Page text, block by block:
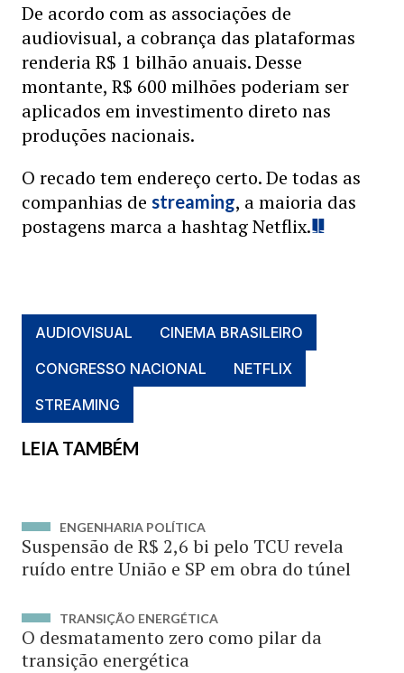
De acordo com as associações de
audiovisual, a cobrança das plataformas
renderia R$ 1 bilhão anuais. Desse
montante, R$ 600 milhões poderiam ser
aplicados em investimento direto nas
produções nacionais.
O recado tem endereço certo. De todas as
companhias de streaming, a maioria das
postagens marca a hashtag Netflix.
AUDIOVISUAL
CINEMA BRASILEIRO
CONGRESSO NACIONAL
NETFLIX
STREAMING
LEIA TAMBÉM
ENGENHARIA POLÍTICA
Suspensão de R$ 2,6 bi pelo TCU revela
ruído entre União e SP em obra do túnel
TRANSIÇÃO ENERGÉTICA
O desmatamento zero como pilar da
transição energética